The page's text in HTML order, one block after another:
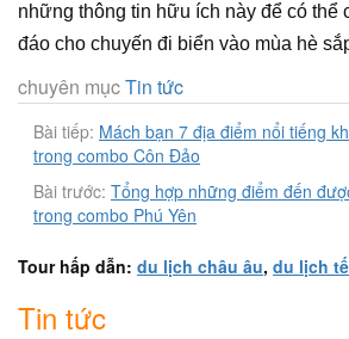
những thông tin hữu ích này để có thể
đáo cho chuyến đi biển vào mùa hè
chuyên mụcTin tức
Bài tiếp: Mách bạn 7 địa điểm nổi tiếng
trong combo Côn Đảo
Bài trước: Tổng hợp những điểm đến
trong combo Phú Yên
Tour hấp dẫn: du lịch châu âu, du lịch
Tin tức